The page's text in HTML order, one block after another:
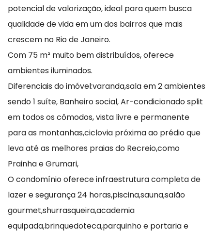
potencial de valorização, ideal para quem busca
qualidade de vida em um dos bairros que mais
crescem no Rio de Janeiro.
Com 75 m² muito bem distribuídos, oferece
ambientes iluminados.
Diferenciais do imóvel:varanda,sala em 2 ambientes
sendo 1 suíte, Banheiro social, Ar-condicionado split
em todos os cômodos, vista livre e permanente
para as montanhas,ciclovia próxima ao prédio que
leva até as melhores praias do Recreio,como
Prainha e Grumari,
O condomínio oferece infraestrutura completa de
lazer e segurança 24 horas,piscina,sauna,salão
gourmet,shurrasqueira,academia
equipada,brinquedoteca,parquinho e portaria e